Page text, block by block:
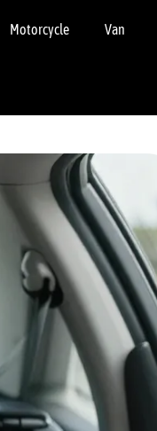
Motorcycle Van